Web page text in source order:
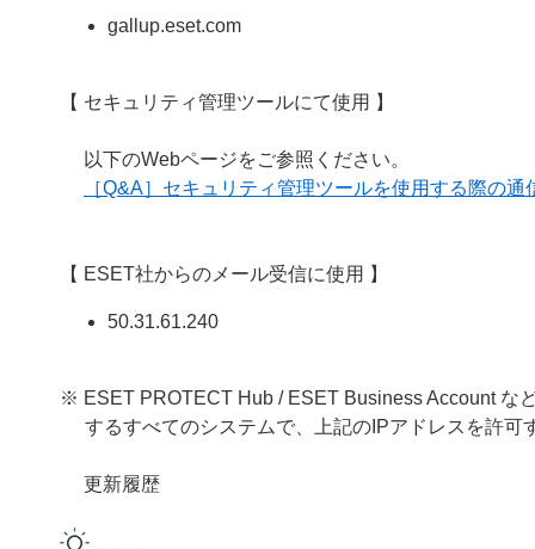
gallup.eset.com
【 セキュリティ管理ツールにて使用 】
以下のWebページをご参照ください。
［Q&A］セキュリティ管理ツールを使用する際の通
【 ESET社からのメール受信に使用 】
50.31.61.240
※ ESET PROTECT Hub / ESET Business Account な
するすべてのシステムで、上記のIPアドレスを許可
更新履歴